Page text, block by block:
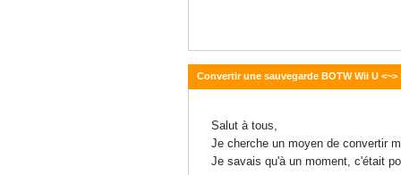
Convertir une sauvegarde BOTW Wii U <~>
Salut à tous,
Je cherche un moyen de convertir
Je savais qu'à un moment, c'était